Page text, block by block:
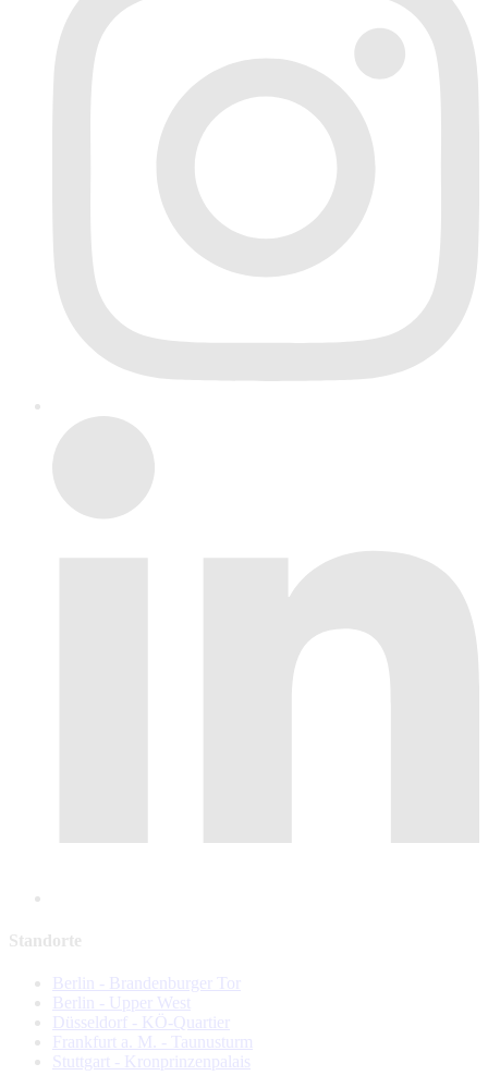
Standorte
Berlin - Brandenburger Tor
Berlin - Upper West
Düsseldorf - KÖ-Quartier
Frankfurt a. M. - Taunusturm
Stuttgart - Kronprinzenpalais